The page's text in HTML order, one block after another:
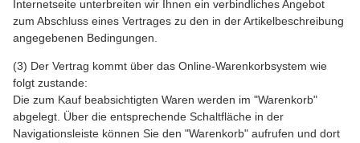
Internetseite unterbreiten wir Ihnen ein verbindliches Angebot
zum Abschluss eines Vertrages zu den in der Artikelbeschreibung
angegebenen Bedingungen.
(3) Der Vertrag kommt über das Online-Warenkorbsystem wie
folgt zustande:
Die zum Kauf beabsichtigten Waren werden im "Warenkorb"
abgelegt. Über die entsprechende Schaltfläche in der
Navigationsleiste können Sie den "Warenkorb" aufrufen und dort